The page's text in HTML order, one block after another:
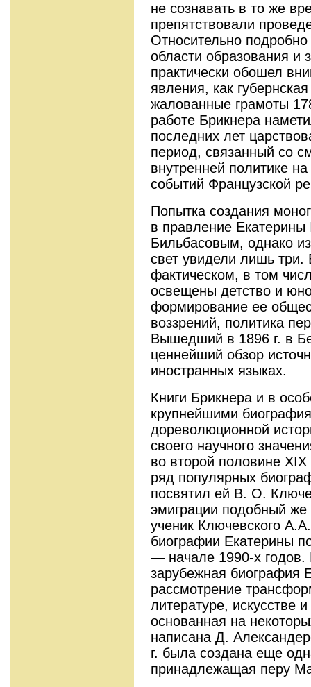
не сознавать в то же
препятствовали
Относительно
области образования и
практически обошел
явления, как
жалованные грамоты
работе Брикнера
последних лет
период, связанный со
внутренней политике
событий Французской
Попытка создания
в правление
Бильбасовым, однако
свет увидели лишь
фактическом, в том
освещены детство и
формирование ее
воззрений, политика
Вышедший в 1896 г. в
ценнейший обзор
иностранных языках.
Книги Брикнера и в
крупнейшими
дореволюционной
своего научного
во второй половине
ряд популярных
посвятил ей В. О.
эмиграции подобный же
ученик Ключевского
биографии Екатерины
— начале 1990-х годов.
зарубежная биография
рассмотрение
литературе, искусстве
основанная на
написана Д.
г. была создана еще
принадлежащая перу